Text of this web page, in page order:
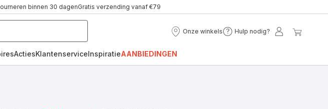
binnen 30 dagenGratis verzending vanaf €79
Onze winkels
Onze
Hulp nodig?
Hulp
Mijn
ActiesKlantenserviceInspiratieAANBIEDINGEN